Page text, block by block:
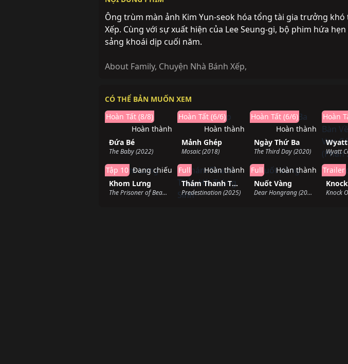
Ông trùm màn ảnh Kim Yun-seok hóa tổng tài gia trưởng
Xếp. Cùng với sự xuất hiện của Lee Seung-gi, bộ phim hứa
sảng khoái dịp cuối năm.
About Family, Chuyện Nhà Bánh Xếp,
CÓ THỂ BẢN MUỐN XEM
Đứa Bé
The Baby (2022)
Hoàn Tất (8/8)
Hoàn thành
Mảnh Ghép
Mosaic (2018)
Hoàn Tất (6/6)
Hoàn thành
Ngày Thứ Ba
The Third Day (2020)
Hoàn Tất (6/6)
Hoàn thành
Hoàn
Khom Lưng
The Prisoner of Beauty (2025)
Tập 10 Đang chiếu
Thám Thanh Thủy Hà: Trùng Sinh
Predestination (2025)
Full
Hoàn thành
Nuốt Vàng
Dear Hongrang (2025)
Full
Hoàn thành
Knock
Trailer